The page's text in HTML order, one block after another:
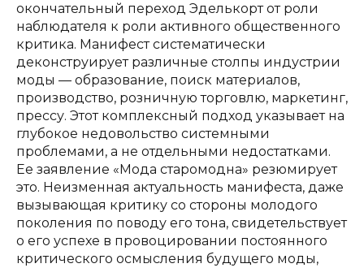
окончательный переход Эделькорт от роли
наблюдателя к роли активного общественного
критика. Манифест систематически
деконструирует различные столпы индустрии
моды — образование, поиск материалов,
производство, розничную торговлю, маркетинг,
прессу. Этот комплексный подход указывает на
глубокое недовольство системными
проблемами, а не отдельными недостатками.
Ее заявление «Мода старомодна» резюмирует
это. Неизменная актуальность манифеста, даже
вызывающая критику со стороны молодого
поколения по поводу его тона, свидетельствует
о его успехе в провоцировании постоянного
критического осмысления будущего моды,